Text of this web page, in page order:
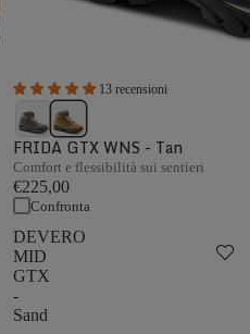
13 recensioni
FRIDA GTX WNS - Tan
Comfort e flessibilità sui sentieri
€225,00
Confronta
DEVERO
MID
GTX
-
Sand